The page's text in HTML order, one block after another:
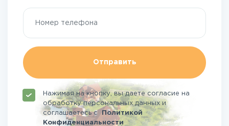
Отправить
Нажимая на кнопку, вы даете согласие на
обработку персональных данных и
соглашаетесьсПолитикой
Конфиденциальности